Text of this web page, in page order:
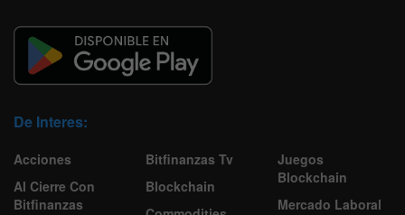
De Interes:
Acciones
Al Cierre Con
Bitfinanzas
Bitfinanzas Tv
Blockchain
Juegos
Blockchain
Mercado Laboral